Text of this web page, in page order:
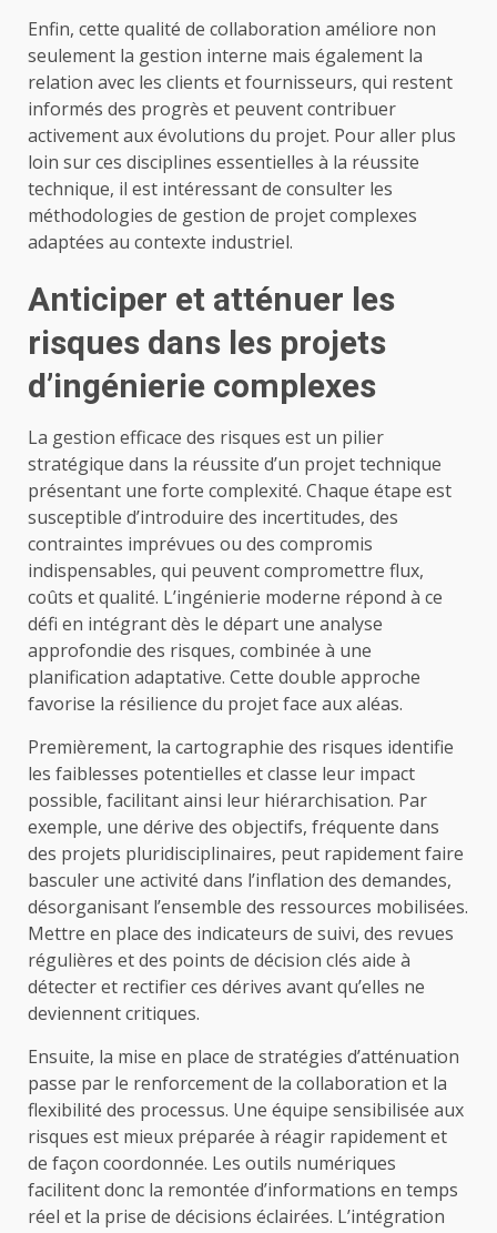
Enfin, cette qualité de collaboration améliore non
seulement la gestion interne mais également la
relation avec les clients et fournisseurs, qui restent
informés des progrès et peuvent contribuer
activement aux évolutions du projet. Pour aller plus
loin sur ces disciplines essentielles à la réussite
technique, il est intéressant de consulter les
méthodologies de gestion de projet complexes
adaptées au contexte industriel.
Anticiper et atténuer les
risques dans les projets
d’ingénierie complexes
La gestion efficace des risques est un pilier
stratégique dans la réussite d’un projet technique
présentant une forte complexité. Chaque étape est
susceptible d’introduire des incertitudes, des
contraintes imprévues ou des compromis
indispensables, qui peuvent compromettre flux,
coûts et qualité. L’ingénierie moderne répond à ce
défi en intégrant dès le départ une analyse
approfondie des risques, combinée à une
planification adaptative. Cette double approche
favorise la résilience du projet face aux aléas.
Premièrement, la cartographie des risques identifie
les faiblesses potentielles et classe leur impact
possible, facilitant ainsi leur hiérarchisation. Par
exemple, une dérive des objectifs, fréquente dans
des projets pluridisciplinaires, peut rapidement faire
basculer une activité dans l’inflation des demandes,
désorganisant l’ensemble des ressources mobilisées.
Mettre en place des indicateurs de suivi, des revues
régulières et des points de décision clés aide à
détecter et rectifier ces dérives avant qu’elles ne
deviennent critiques.
Ensuite, la mise en place de stratégies d’atténuation
passe par le renforcement de la collaboration et la
flexibilité des processus. Une équipe sensibilisée aux
risques est mieux préparée à réagir rapidement et
de façon coordonnée. Les outils numériques
facilitent donc la remontée d’informations en temps
réel et la prise de décisions éclairées. L’intégration